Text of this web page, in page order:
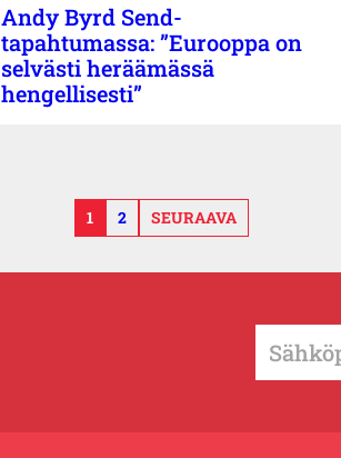
Andy Byrd Send-
tapahtumassa: ”Eurooppa on
selvästi heräämässä
hengellisesti”
1 2 SEURAAVA